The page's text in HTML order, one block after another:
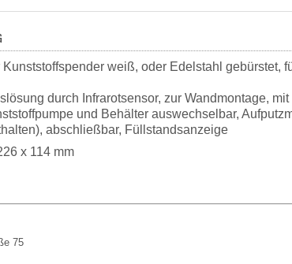
weiß, oder Edelstahl gebürstet,
durch Infrarotsensor, zur Wandmontage,
und Behälter auswechselbar,
abschließbar, Füllstandsanzeige
x 114 mm
75